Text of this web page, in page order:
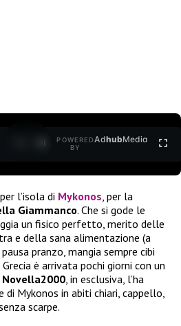
POWERED
BY
AdhubMedia
l’isola di Mykonos , per la
Giammanco. Che si gode le
un fisico perfetto, merito delle
e della sana alimentazione (a
pranzo, mangia sempre cibi
è arrivata pochi giorni con un
Novella2000 , in esclusiva, l’ha
Mykonos in abiti chiari, cappello,
scarpe.